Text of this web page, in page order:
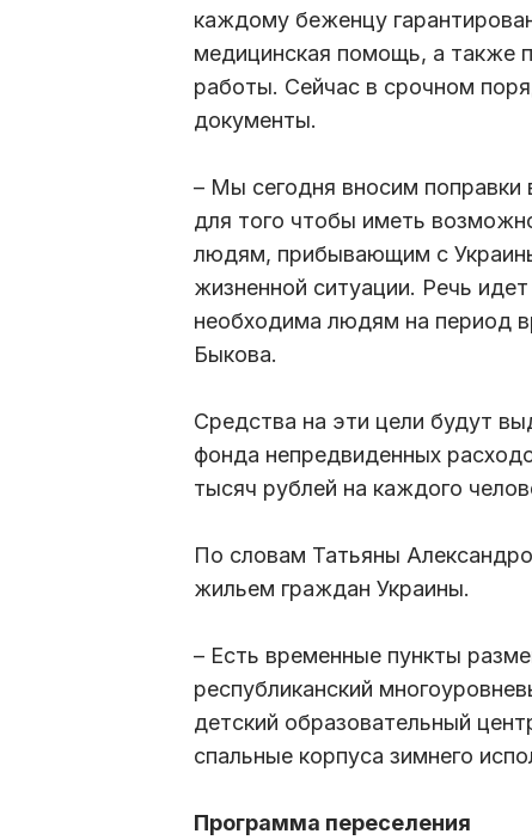
каждому беженцу
медицинская помощь, а также
работы. Сейчас в срочном
документы.
– Мы сегодня вносим поправки
для того чтобы иметь
людям, прибывающим с
жизненной ситуации. Речь
необходима людям на период
Быкова.
Средства на эти цели будут
фонда непредвиденных
тысяч рублей на каждого
По словам Татьяны
жильем граждан Украины.
– Есть временные пункты
республиканский
детский образовательный
спальные корпуса зимнего
Программа переселения